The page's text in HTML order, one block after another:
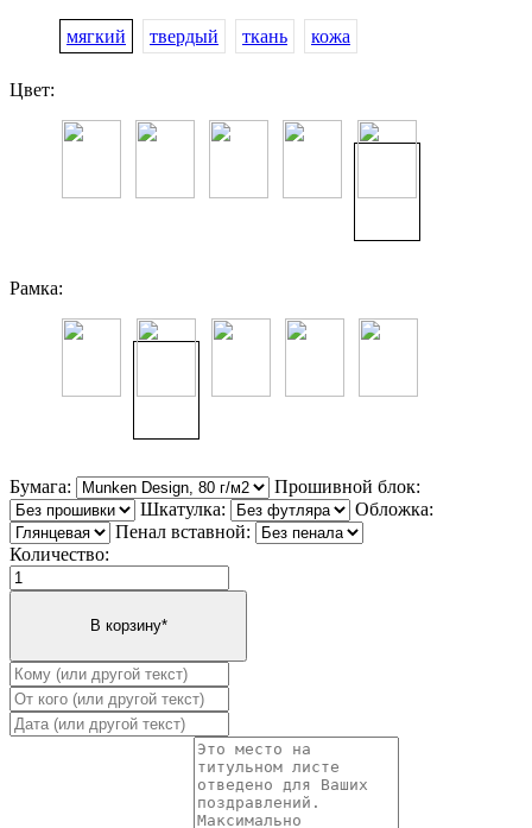
мягкий твердый ткань кожа
Цвет:
Рамка:
Бумага:
Прошивной блок:
Шкатулка:
Обложка:
Пенал вставной:
Количество: